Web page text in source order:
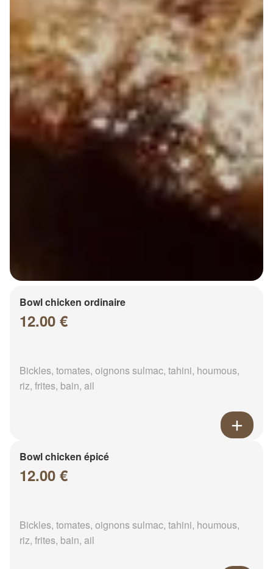
Bowl chicken ordinaire
12.00 €
Bickles, tomates, oignons sulmac, tahini, houmous,
riz, frites, bain, ail
Bowl chicken épicé
12.00 €
Bickles, tomates, oignons sulmac, tahini, houmous,
riz, frites, bain, ail